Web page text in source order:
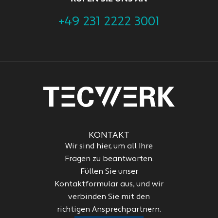
+49 231 2222 3001
KONTAKT
Wir sind hier, um all Ihre
Fragen zu beantworten.
Füllen Sie unser
Kontaktformular aus, und wir
verbinden Sie mit den
richtigen Ansprechpartnern.